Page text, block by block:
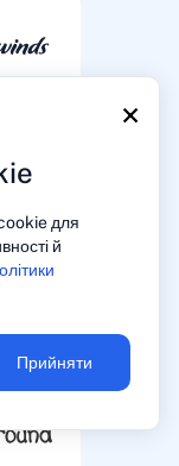
×
для
й
Прийняти